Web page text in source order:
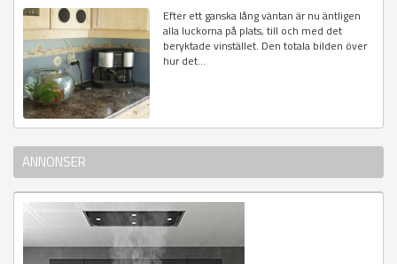
Efter ett ganska lång väntan är nu äntligen
alla luckorna på plats, till och med det
beryktade vinstället. Den totala bilden över
hur det...
ANNONSER